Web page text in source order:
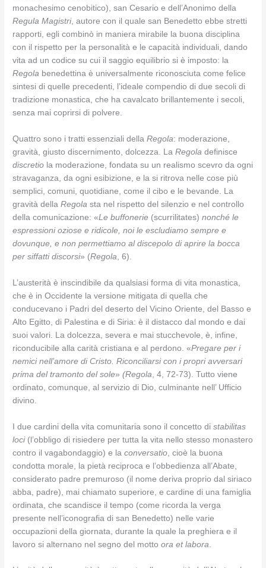
monachesimo cenobitico), san Cesario e dell’Anonimo della
Regula Magistri, autore con il quale san Benedetto ebbe stretti
rapporti, egli combinò in maniera mirabile la buona disciplina
con il rispetto per la personalità e le capacità individuali, dando
vita ad un codice su cui il saggio equilibrio si è imposto: la
Regola benedettina è universalmente riconosciuta come felice
sintesi di quelle precedenti, l’ideale compendio di due secoli di
tradizione monastica, che ha cavalcato brillantemente i secoli,
senza mai coprirsi di polvere.
Quattro sono i tratti essenziali dellaRegola: moderazione,
gravità, giusto discernimento, dolcezza. LaRegola definisce
discretio la moderazione, fondata su un realismo scevro da ogni
stravaganza, da ogni esibizione, e la si ritrova nelle cose più
semplici, comuni, quotidiane, come il cibo e le bevande. La
gravità dellaRegola sta nel rispetto del silenzio e nel controllo
della comunicazione: «Le buffonerie (scurrilitates)nonché le
espressioni oziose e ridicole, noi le escludiamo sempre e
dovunque, e non permettiamo al discepolo di aprire la bocca
per siffatti discorsi» (Regola , 6).
L’austerità è inscindibile da qualsiasi forma di vita monastica,
che è in Occidente la versione mitigata di quella che
conducevano i Padri del deserto del Vicino Oriente, del Basso e
Alto Egitto, di Palestina e di Siria: è il distacco dal mondo e dai
suoi valori. La dolcezza, severa e mai stucchevole, è, infine,
riconducibile alla carità cristiana e al perdono. «Pregare per i
nemici nell’amore di Cristo. Riconciliarsi con i propri avversari
prima del tramonto del sole»(Regola , 4, 72-73). Tutto viene
ordinato, comunque, al servizio di Dio, culminante nell’ Ufficio
divino.
I due cardini della vita comunitaria sono il concetto distabilitas
loci(l’obbligo di risiedere per tutta la vita nello stesso monastero
contro il vagabondaggio) e laconversatio , cioè la buona
condotta morale, la pietà reciproca e l’obbedienza all’Abate,
considerato padre premuroso (il nome deriva proprio dal siriaco
abba, padre), mai chiamato superiore, e cardine di una famiglia
ordinata, che scandisce il tempo (come ricorda la verga
presente nell’iconografia di san Benedetto) nelle varie
occupazioni della giornata, durante la quale la preghiera e il
lavoro si alternano nel segno del mottoora et labora